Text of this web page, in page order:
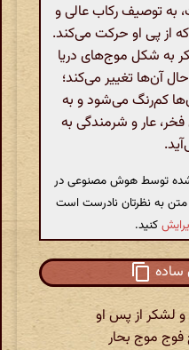
به توصیف رکاب عالی و
از پی او حرکت می‌کند.
به شکل موج‌های دریا
آن‌ها تغییر می‌کند؛
کم‌رنگ می‌شود و به
عار و شرمندگی به
شده توسط هوش مصنوعی در
متن به نظرتان نادرست است
کنید.
ساده
لشکر از پس او
فوج موج بحار